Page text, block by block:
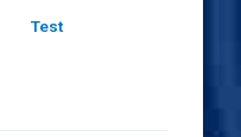
Test